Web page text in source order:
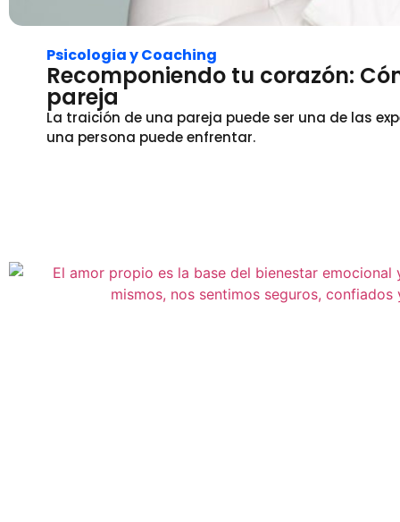
Psicologia y Coaching
Recomponiendo tu corazón:
pareja
La traición de una pareja puede ser una de las
una persona puede enfrentar.